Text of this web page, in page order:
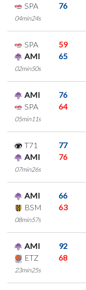
SPA
76
04min24s
SPA
59
AMI
65
02min50s
AMI
76
SPA
64
05min11s
T71
77
AMI
76
07min26s
AMI
66
BSM
63
08min57s
AMI
92
ETZ
68
23min25s